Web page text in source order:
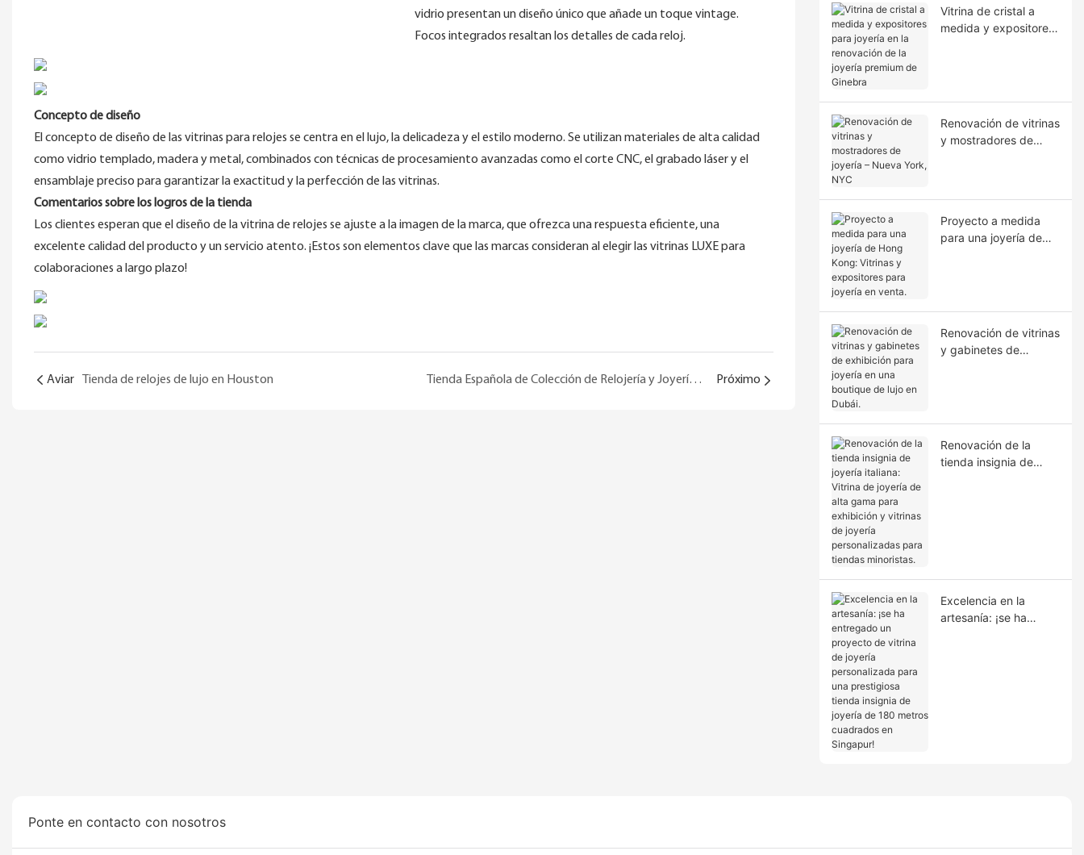
vidrio presentan un diseño único que añade un toque vintage.
Focos integrados resaltan los detalles de cada reloj.
Concepto de diseño
El concepto de diseño de las vitrinas para relojes se centra en el lujo, la delicadeza y el estilo moderno. Se utilizan materiales de alta calidad
como vidrio templado, madera y metal, combinados con técnicas de procesamiento avanzadas como el corte CNC, el grabado láser y el
ensamblaje preciso para garantizar la exactitud y la perfección de las vitrinas.
Comentarios sobre los logros de la tienda
Los clientes esperan que el diseño de la vitrina de relojes se ajuste a la imagen de la marca, que ofrezca una respuesta eficiente, una
excelente calidad del producto y un servicio atento. ¡Estos son elementos clave que las marcas consideran al elegir las vitrinas LUXE para
colaboraciones a largo plazo!
Aviar Tienda de relojes de lujo en Houston Tienda Española de Colección de Relojería y Joyería de Lujo Próximo
Vitrina de cristal a
medida y expositores
Renovación de vitrinas
y mostradores de
Proyecto a medida
para una joyería de
Renovación de vitrinas
y gabinetes de
Renovación de la
tienda insignia de
Excelencia en la
artesanía: ¡se ha
Ponte en contacto con nosotros